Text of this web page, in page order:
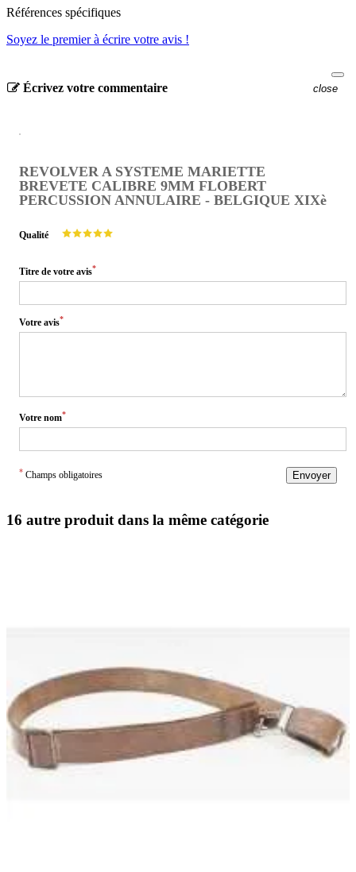
Références spécifiques
Soyez le premier à écrire votre avis !
Écrivez votre commentaire close
REVOLVER A SYSTEME MARIETTE
BREVETE CALIBRE 9MM FLOBERT
PERCUSSION ANNULAIRE - BELGIQUE XIXè
Qualité
Titre de votre avis*
Votre avis*
Votre nom*
* Champs obligatoires Envoyer
16 autre produit dans la même catégorie